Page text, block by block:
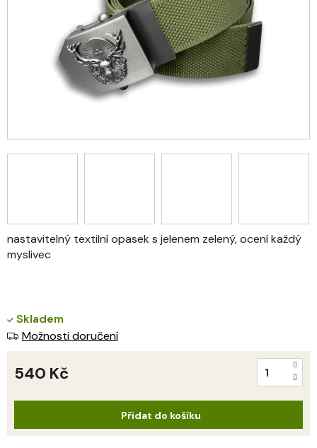
nastavitelný textilní opasek s jelenem zelený, ocení každý
myslivec
Skladem
Možnosti doručení
540 Kč
Přidat do košíku